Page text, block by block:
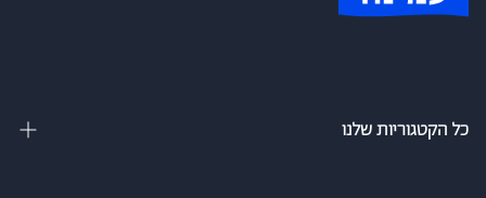
כל הקטגוריות שלנו